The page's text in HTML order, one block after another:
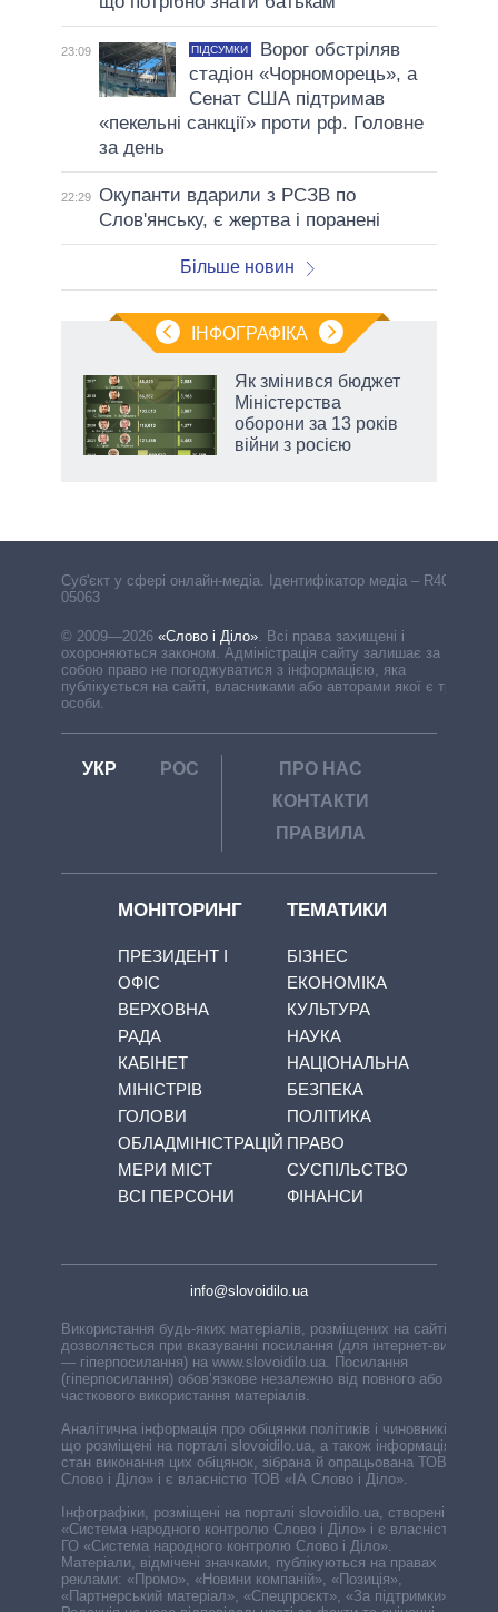
23:09 ПІДСУМКИ
Ворог обстріляв
стадіон «Чорноморець», а
Сенат США підтримав
«пекельні санкції» проти рф. Головне
за день
22:29 Окупанти вдарили з РСЗВ по
Слов'янську, є жертва і поранені
Більше новин
ІНФОГРАФІКА
Як змінився бюджет
Міністерства
оборони за 13 років
війни з росією
Cуб'єкт у сфері онлайн-медіа. Ідентифікатор медіа – R40-
05063
© 2009—2026 «Слово і Діло» Всі права захищені і
охороняються законом. Адміністрація сайту залишає за
собою право не погоджуватися з інформацією, яка
публікується на сайті, власниками або авторами якої є треті
особи.
УКР РОС
ПРО НАС
КОНТАКТИ
ПРАВИЛА
МОНІТОРИНГ
ПРЕЗИДЕНТ І
ОФІС
ВЕРХОВНА
РАДА
КАБІНЕТ
МІНІСТРІВ
ГОЛОВИ
ОБЛАДМІНІСТРАЦІЙ
МЕРИ МІСТ
ВСІ ПЕРСОНИ
ТЕМАТИКИ
БІЗНЕС
ЕКОНОМІКА
КУЛЬТУРА
НАУКА
НАЦІОНАЛЬНА
БЕЗПЕКА
ПОЛІТИКА
ПРАВО
СУСПІЛЬСТВО
ФІНАНСИ
info@slovoidilo.ua
Використання будь-яких матеріалів, розміщених на сайті,
дозволяється при вказуванні посилання (для інтернет-видань
— гіперпосилання) на www.slovoidilo.ua. Посилання
(гіперпосилання) обов’язкове незалежно від повного або
часткового використання матеріалів.
Аналітична інформація про обіцянки політиків і чиновників,
що розміщені на порталі slovoidilo.ua, а також інформація про
стан виконання цих обіцянок, зібрана й опрацьована ТОВ «ІА
Слово і Діло» і є власністю ТОВ «ІА Слово і Діло».
Інфографіки, розміщені на порталі slovoidilo.ua, створені ГО
«Система народного контролю Слово і Діло» і є власністю
ГО «Система народного контролю Слово і Діло».
Матеріали, відмічені значками, публікуються на правах
реклами: «Промо», «Новини компаній», «Позиція»,
«Партнерський матеріал», «Спецпроєкт», «За підтримки».